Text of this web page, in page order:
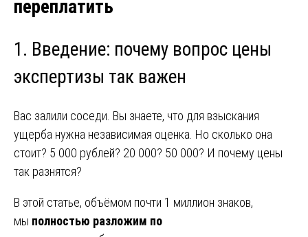
переплатить
1. Введение: почему вопрос цены
экспертизы так важен
Вас залили соседи. Вы знаете, что для взыскания
ущерба нужна независимая оценка. Но сколько она
стоит? 5 000 рублей? 20 000? 50 000? И почему цены
так разнятся?
В этой статье, объёмом почти 1 миллион знаков,
мы полностью разложим по